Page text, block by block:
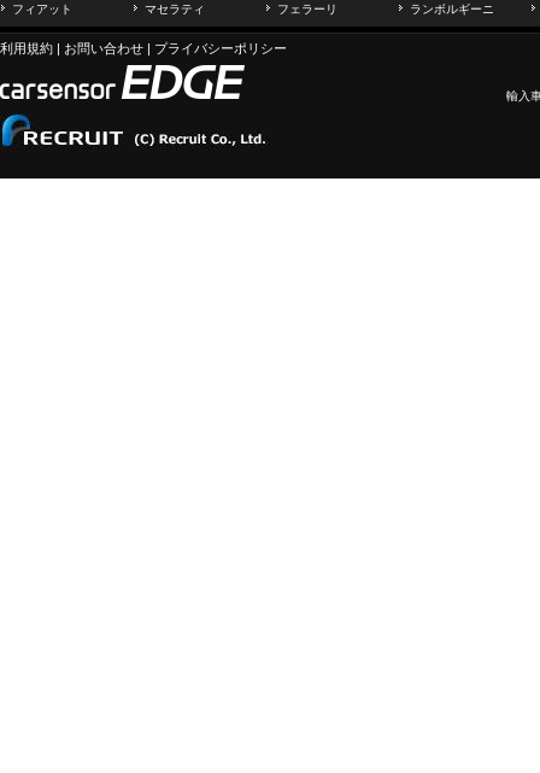
フィアット
マセラティ フェラーリ ランボルギーニ
利用規約 | お問い合わせ | プライバシーポリシー
輸入